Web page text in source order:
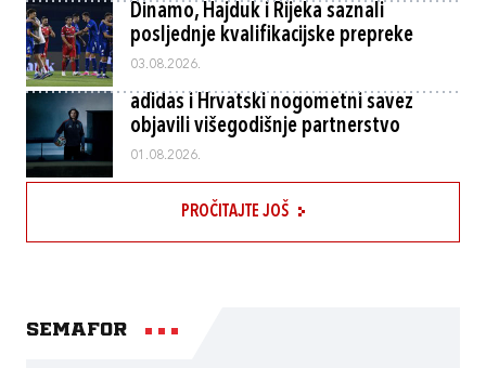
Dinamo, Hajduk i Rijeka saznali
posljednje kvalifikacijske prepreke
03.08.2026.
adidas i Hrvatski nogometni savez
objavili višegodišnje partnerstvo
01.08.2026.
PROČITAJTE JOŠ
Semafor